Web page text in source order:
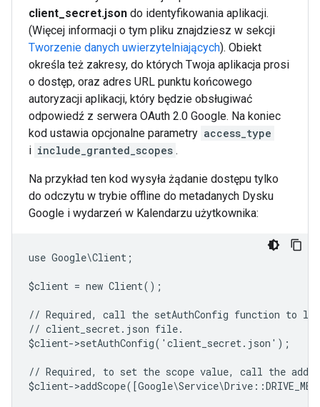
client_secret.json do identyfikowania aplikacji.
(Więcej informacji o tym pliku znajdziesz w sekcji
Tworzenie danych uwierzytelniających). Obiekt
określa też zakresy, do których Twoja aplikacja prosi
o dostęp, oraz adres URL punktu końcowego
autoryzacji aplikacji, który będzie obsługiwać
odpowiedź z serwera OAuth 2.0 Google. Na koniec
kod ustawia opcjonalne parametry access_type
i include_granted_scopes .
Na przykład ten kod wysyła żądanie dostępu tylko
do odczytu w trybie offline do metadanych Dysku
Google i wydarzeń w Kalendarzu użytkownika:
use Google\Client;
$client = new Client();
// Required, call the setAuthConfig function to
// client_secret.json file.
$client->setAuthConfig('client_secret.json');
// Required, to set the scope value, call the
$client-